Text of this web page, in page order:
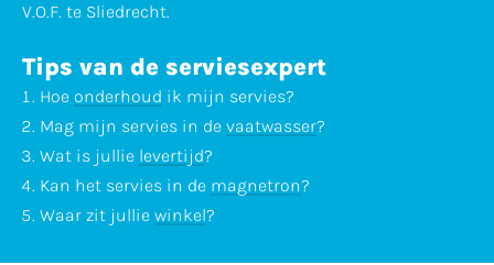
V.O.F. te Sliedrecht.
Tips van de serviesexpert
Hoe onderhoud ik mijn servies?
Mag mijn servies in de vaatwasser?
Wat is jullie levertijd?
Kan het servies in de magnetron?
Waar zit jullie winkel?